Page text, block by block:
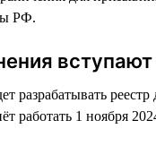
РФ.
вступают
реестр
работать 1 ноября